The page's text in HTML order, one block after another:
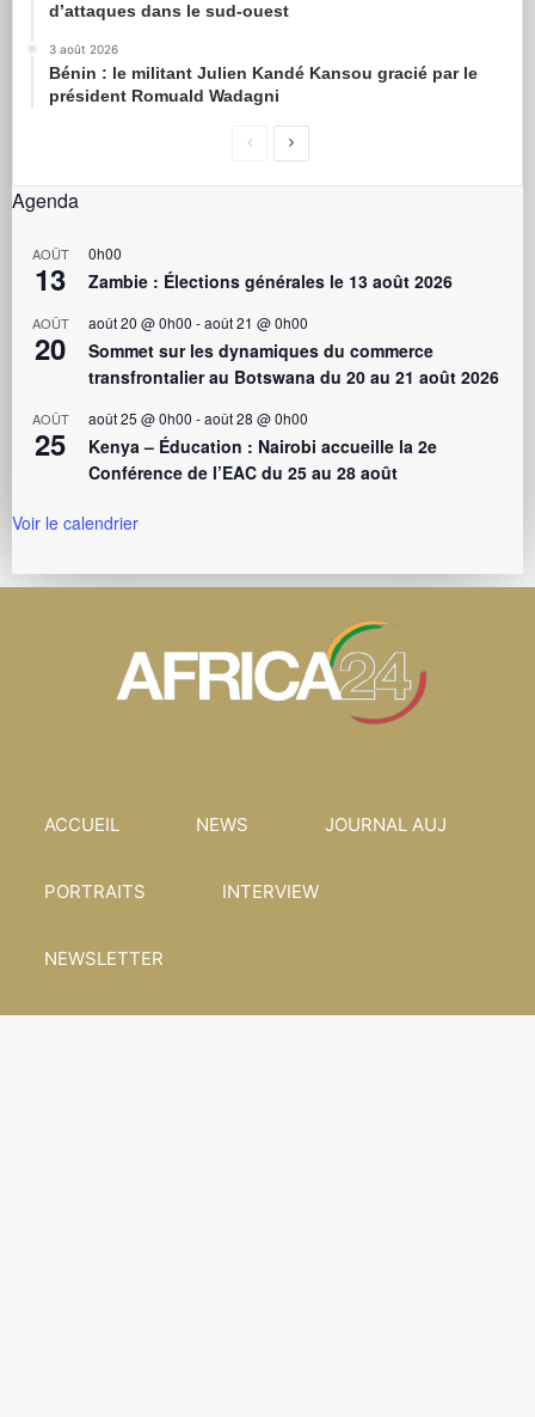
d’attaques dans le sud-ouest
3 août 2026
Bénin : le militant Julien Kandé Kansou gracié par le
président Romuald Wadagni
Agenda
AOÛT
13
0h00
Zambie : Élections générales le 13 août 2026
AOÛT
20
août 20 @ 0h00 -août 21 @ 0h00
Sommet sur les dynamiques du commerce
transfrontalier au Botswana du 20 au 21 août 2026
AOÛT
25
août 25 @ 0h00 -août 28 @ 0h00
Kenya – Éducation : Nairobi accueille la 2e
Conférence de l’EAC du 25 au 28 août
Voir le calendrier
ACCUEIL NEWS JOURNAL AUJ
PORTRAITS INTERVIEW
NEWSLETTER